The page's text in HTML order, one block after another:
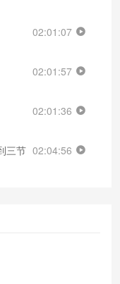
02:01:07
02:01:57
02:01:36
三节 02:04:56